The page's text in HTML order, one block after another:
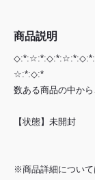
商品説明
☆:*:◇:*
数ある商品の中か
【状態】未開封
※商品詳細について